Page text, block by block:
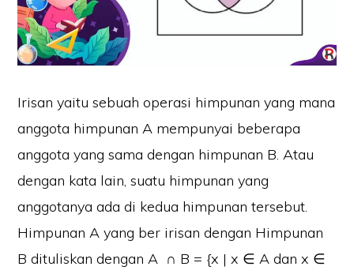
Irisan yaitu sebuah operasi himpunan yang mana
anggota himpunan A mempunyai beberapa
anggota yang sama dengan himpunan B. Atau
dengan kata lain, suatu himpunan yang
anggotanya ada di kedua himpunan tersebut.
Himpunan A yang ber irisan dengan Himpunan
B dituliskan dengan A ∩ B = {x | x ∈ A dan x ∈